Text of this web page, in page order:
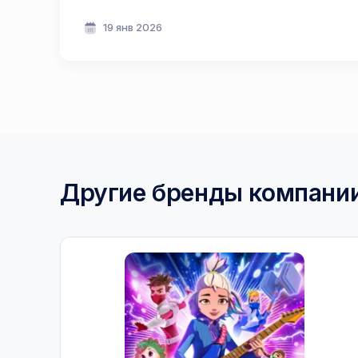
19 янв 2026
Другие бренды